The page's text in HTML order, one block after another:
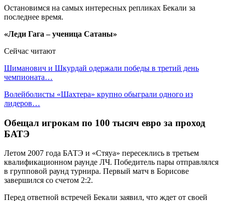
Остановимся на самых интересных репликах Бекали за
последнее время.
«Леди Гага – ученица Сатаны»
Сейчас читают
Шиманович и Шкурдай одержали победы в третий день
чемпионата…
Волейболисты «Шахтера» крупно обыграли одного из
лидеров…
Обещал игрокам по 100 тысяч евро за проход
БАТЭ
Летом 2007 года БАТЭ и «Стяуа» пересеклись в третьем
квалификационном раунде ЛЧ. Победитель пары отправлялся
в групповой раунд турнира. Первый матч в Борисове
завершился со счетом 2:2.
Перед ответной встречей Бекали заявил, что ждет от своей